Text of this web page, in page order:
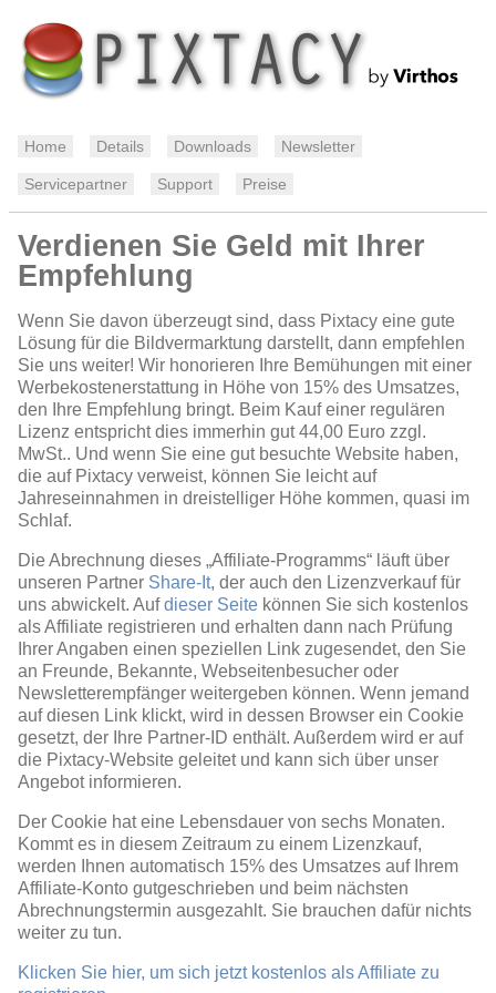
Home Details Downloads Newsletter
Servicepartner Support Preise
Verdienen Sie Geld mit Ihrer
Empfehlung
Wenn Sie davon überzeugt sind, dass Pixtacy eine gute
Lösung für die Bildvermarktung darstellt, dann empfehlen
Sie uns weiter! Wir honorieren Ihre Bemühungen mit einer
Werbekostenerstattung in Höhe von 15% des Umsatzes,
den Ihre Empfehlung bringt. Beim Kauf einer regulären
Lizenz entspricht dies immerhin gut 44,00 Euro zzgl.
MwSt.. Und wenn Sie eine gut besuchte Website haben,
die auf Pixtacy verweist, können Sie leicht auf
Jahreseinnahmen in dreistelliger Höhe kommen, quasi im
Schlaf.
Die Abrechnung dieses „Affiliate-Programms“ läuft über
unseren Partner Share-It, der auch den Lizenzverkauf für
uns abwickelt. Aufdieser Seite können Sie sich kostenlos
als Affiliate registrieren und erhalten dann nach Prüfung
Ihrer Angaben einen speziellen Link zugesendet, den Sie
an Freunde, Bekannte, Webseitenbesucher oder
Newsletterempfänger weitergeben können. Wenn jemand
auf diesen Link klickt, wird in dessen Browser ein Cookie
gesetzt, der Ihre Partner-ID enthält. Außerdem wird er auf
die Pixtacy-Website geleitet und kann sich über unser
Angebot informieren.
Der Cookie hat eine Lebensdauer von sechs Monaten.
Kommt es in diesem Zeitraum zu einem Lizenzkauf,
werden Ihnen automatisch 15% des Umsatzes auf Ihrem
Affiliate-Konto gutgeschrieben und beim nächsten
Abrechnungstermin ausgezahlt. Sie brauchen dafür nichts
weiter zu tun.
Klicken Sie hier, um sich jetzt kostenlos als Affiliate zu